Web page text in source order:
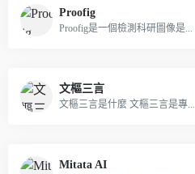
Proofig
Proofig是一個檢測科研圖像是...
文樞三言
文樞三言是什麼 文樞三言是專...
Mitata AI